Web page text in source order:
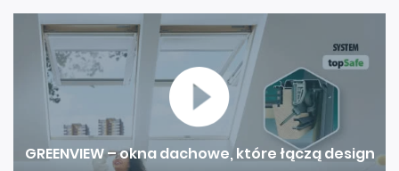
GREENVIEW – okna dachowe, które łączą design